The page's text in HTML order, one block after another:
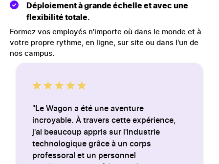
Déploiement à grande échelle et avec une
flexibilité totale.
Formez vos employés n'importe où dans le monde et à
votre propre rythme, en ligne, sur site ou dans l'un de
nos campus.
"Le Wagon a été une aventure
incroyable. À travers cette expérience,
j'ai beaucoup appris sur l'industrie
technologique grâce à un corps
professoral et un personnel